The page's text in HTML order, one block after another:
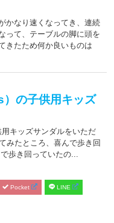
Pocket LINE